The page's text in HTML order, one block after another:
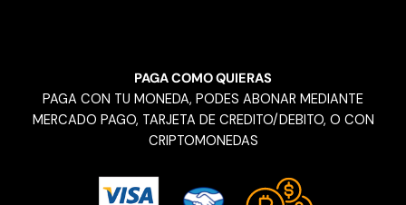
PAGA COMO QUIERAS
PAGA CON TU MONEDA, PODES ABONAR MEDIANTE
MERCADO PAGO, TARJETA DE CREDITO/DEBITO, O CON
CRIPTOMONEDAS